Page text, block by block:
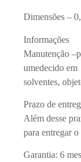
Dimensões –
Informações
Manutenção
umedecido em
solventes,
Prazo de
Além desse
para entregar
Garantia: 6